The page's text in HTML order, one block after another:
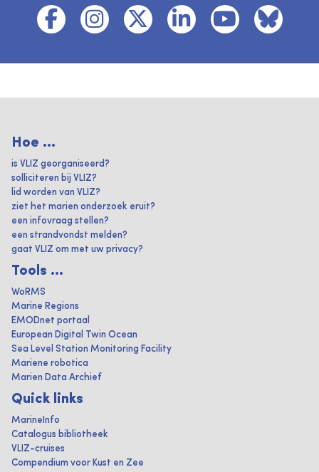
Hoe ...
is VLIZ georganiseerd?
solliciteren bij VLIZ?
lid worden van VLIZ?
ziet het marien onderzoek eruit?
een infovraag stellen?
een strandvondst melden?
gaat VLIZ om met uw privacy?
Tools ...
WoRMS
Marine Regions
EMODnet portaal
European Digital Twin Ocean
Sea Level Station Monitoring Facility
Mariene robotica
Marien Data Archief
Quick links
MarineInfo
Catalogus bibliotheek
VLIZ-cruises
Compendium voor Kust en Zee